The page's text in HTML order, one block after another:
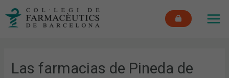
Las farmacias de Pineda de